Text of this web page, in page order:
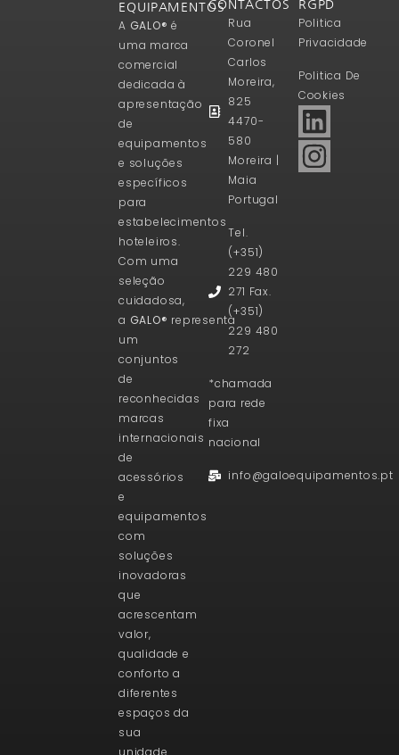
EQUIPAMENTOS
A GALO® é
uma marca
comercial
dedicada à
apresentação
de
equipamentos
e soluções
específicos
para
estabelecimentos
hoteleiros.
Com uma
seleção
cuidadosa,
a GALO® representa
um
conjuntos
de
reconhecidas
marcas
internacionais
de
acessórios
e
equipamentos
com
soluções
inovadoras
que
acrescentam
valor,
qualidade e
conforto a
diferentes
espaços da
sua
unidade
CONTACTOS
Rua
Coronel
Carlos
Moreira,
825
4470-
580
Moreira |
Maia
Portugal
Tel.
(+351)
229 480
271 Fax.
(+351)
229 480
272
*chamada
para rede
fixa
nacional
info@galoequipamentos.pt
RGPD
Politica
Privacidade
Politica De
Cookies